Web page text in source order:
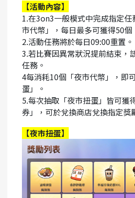
【活動內容】
1.在3on3一般模式中完成指定任
市代幣」，每日最多可獲得50個
2.活動任務將於每日09:00重置。
3.若比賽因異常狀況提前結束，
任務。
4每消耗10個「夜市代幣」，即
蛋」。
5.每次抽取「夜市扭蛋」皆可獲
券」，可於兌換商店兌換指定獎
【夜市扭蛋】